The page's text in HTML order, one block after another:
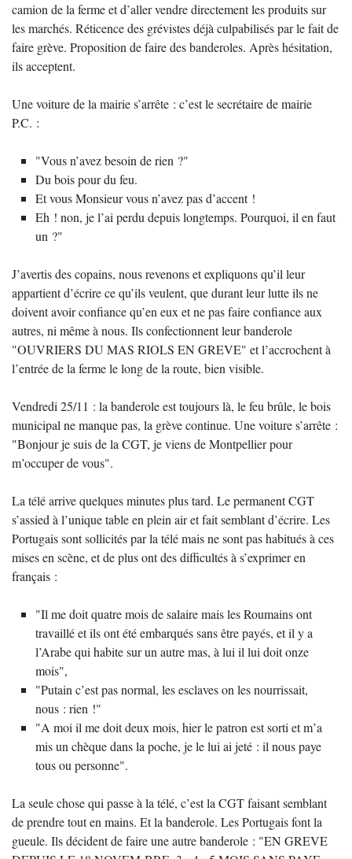
camion de la ferme et d’aller vendre directement les produits sur
les marchés. Réticence des grévistes déjà culpabilisés par le fait de
faire grève. Proposition de faire des banderoles. Après hésitation,
ils acceptent.
Une voiture de la mairie s’arrête : c’est le secrétaire de mairie
P.C. :
"Vous n’avez besoin de rien ?"
Du bois pour du feu.
Et vous Monsieur vous n’avez pas d’accent !
Eh ! non, je l’ai perdu depuis longtemps. Pourquoi, il en faut
un ?"
J’avertis des copains, nous revenons et expliquons qu’il leur
appartient d’écrire ce qu’ils veulent, que durant leur lutte ils ne
doivent avoir confiance qu’en eux et ne pas faire confiance aux
autres, ni même à nous. Ils confectionnent leur banderole
"OUVRIERS DU MAS RIOLS EN GREVE" et l’accrochent à
l’entrée de la ferme le long de la route, bien visible.
Vendredi 25/11 : la banderole est toujours là, le feu brûle, le bois
municipal ne manque pas, la grève continue. Une voiture s’arrête :
"Bonjour je suis de la CGT, je viens de Montpellier pour
m’occuper de vous".
La télé arrive quelques minutes plus tard. Le permanent CGT
s’assied à l’unique table en plein air et fait semblant d’écrire. Les
Portugais sont sollicités par la télé mais ne sont pas habitués à ces
mises en scène, et de plus ont des difficultés à s’exprimer en
français :
"Il me doit quatre mois de salaire mais les Roumains ont
travaillé et ils ont été embarqués sans être payés, et il y a
l’Arabe qui habite sur un autre mas, à lui il lui doit onze
mois",
"Putain c’est pas normal, les esclaves on les nourrissait,
nous : rien !"
"A moi il me doit deux mois, hier le patron est sorti et m’a
mis un chèque dans la poche, je le lui ai jeté : il nous paye
tous ou personne".
La seule chose qui passe à la télé, c’est la CGT faisant semblant
de prendre tout en mains. Et la banderole. Les Portugais font la
gueule. Ils décident de faire une autre banderole : "EN GREVE